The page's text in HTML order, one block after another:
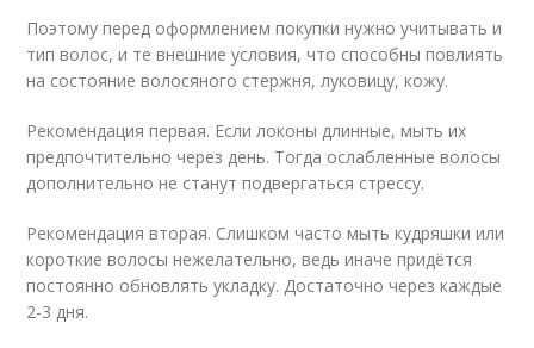
Поэтому перед оформлением покупки нужно учитывать и
тип волос, и те внешние условия, что способны повлиять
на состояние волосяного стержня, луковицу, кожу.
Рекомендация первая. Если локоны длинные, мыть их
предпочтительно через день. Тогда ослабленные волосы
дополнительно не станут подвергаться стрессу.
Рекомендация вторая. Слишком часто мыть кудряшки или
короткие волосы нежелательно, ведь иначе придётся
постоянно обновлять укладку. Достаточно через каждые
2-3 дня.